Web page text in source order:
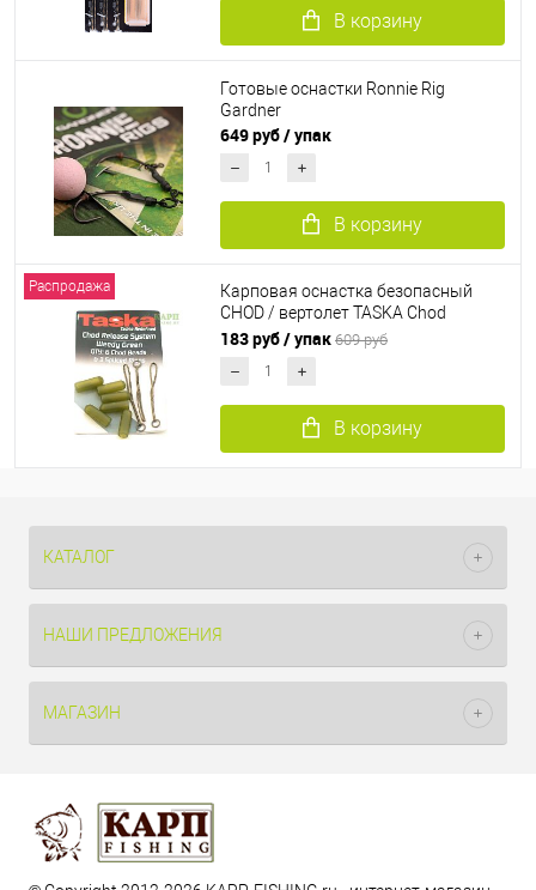
В корзину
Готовые оснастки Ronnie Rig
Gardner
649 руб/ упак
В корзину
Распродажа
Карповая оснастка безопасный
CHOD / вертолет TASKA Chod
Release System
183 руб/ упак 609 руб
В корзину
КАТАЛОГ
НАШИ ПРЕДЛОЖЕНИЯ
МАГАЗИН